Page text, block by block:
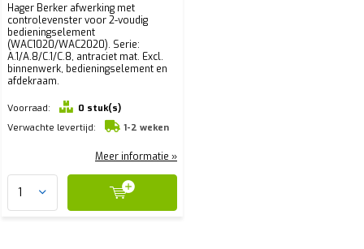
Hager Berker afwerking met
controlevenster voor 2-voudig
bedieningselement
(WAC1020/WAC2020). Serie:
A.1/A.8/C.1/C.8, antraciet mat. Excl.
binnenwerk, bedieningselement en
afdekraam.
Voorraad:
0 stuk(s)
Verwachte levertijd:
1-2 weken
Meer informatie »